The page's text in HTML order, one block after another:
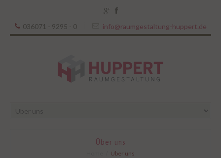
036071 - 9295 - 0 info@raumgestaltung-huppert.de
Über uns
Über uns